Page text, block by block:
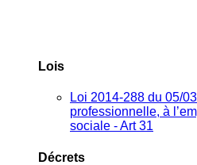
Lois
Loi 2014-288 du 05/
professionnelle, à
sociale - Art 31
Décrets